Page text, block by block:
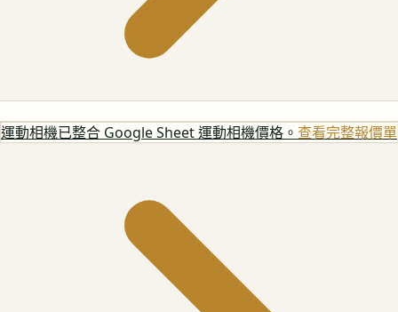
運動相機已整合 Google Sheet 運動相機價格。 查看完整報價單